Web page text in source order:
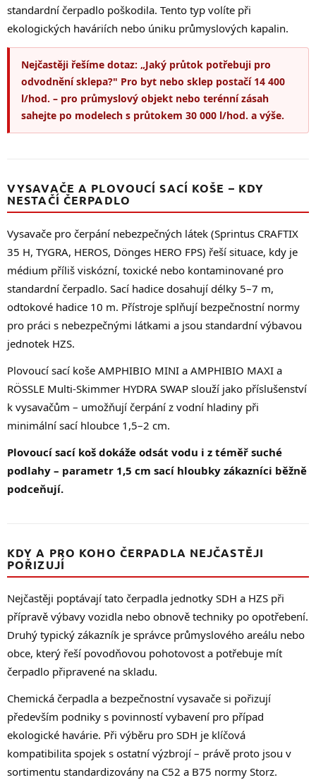
standardní čerpadlo poškodila. Tento typ volíte při
ekologických haváriích nebo úniku průmyslových kapalin.
Nejčastěji řešíme dotaz: „Jaký průtok potřebuji pro
odvodnění sklepa?" Pro byt nebo sklep postačí 14 400
l/hod. – pro průmyslový objekt nebo terénní zásah
sahejte po modelech s průtokem 30 000 l/hod. a výše.
VYSAVAČE A PLOVOUCÍ SACÍ KOŠE – KDY
NESTAČÍ ČERPADLO
Vysavače pro čerpání nebezpečných látek (Sprintus CRAFTIX
35 H, TYGRA, HEROS, Dönges HERO FPS) řeší situace, kdy je
médium příliš viskózní, toxické nebo kontaminované pro
standardní čerpadlo. Sací hadice dosahují délky 5–7 m,
odtokové hadice 10 m. Přístroje splňují bezpečnostní normy
pro práci s nebezpečnými látkami a jsou standardní výbavou
jednotek HZS.
Plovoucí sací koše AMPHIBIO MINI a AMPHIBIO MAXI a
RÖSSLE Multi-Skimmer HYDRA SWAP slouží jako příslušenství
k vysavačům – umožňují čerpání z vodní hladiny při
minimální sací hloubce 1,5–2 cm.
Plovoucí sací koš dokáže odsát vodu i z téměř suché
podlahy – parametr 1,5 cm sací hloubky zákazníci běžně
podceňují.
KDY A PRO KOHO ČERPADLA NEJČASTĚJI
POŘIZUJÍ
Nejčastěji poptávají tato čerpadla jednotky SDH a HZS při
přípravě výbavy vozidla nebo obnově techniky po opotřebení.
Druhý typický zákazník je správce průmyslového areálu nebo
obce, který řeší povodňovou pohotovost a potřebuje mít
čerpadlo připravené na skladu.
Chemická čerpadla a bezpečnostní vysavače si pořizují
především podniky s povinností vybavení pro případ
ekologické havárie. Při výběru pro SDH je klíčová
kompatibilita spojek s ostatní výzbrojí – právě proto jsou v
sortimentu standardizovány na C52 a B75 normy Storz.